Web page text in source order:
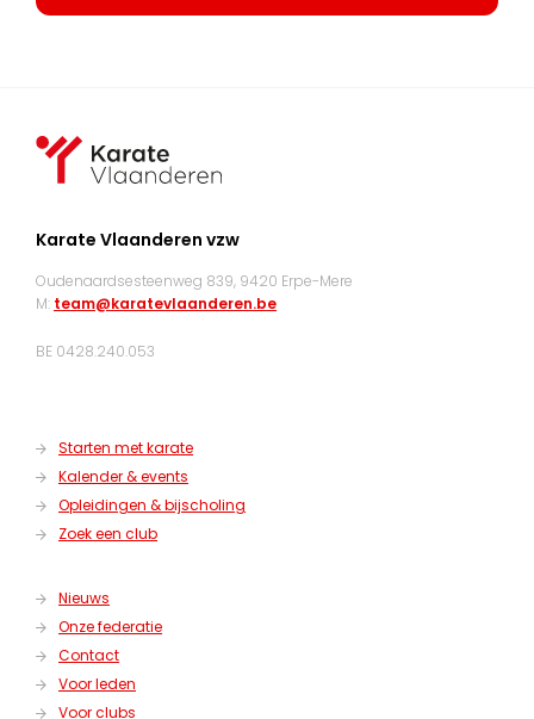
Karate Vlaanderen vzw
Oudenaardsesteenweg 839, 9420 Erpe-Mere
M: team@karatevlaanderen.be
BE 0428.240.053
Starten met karate
Kalender & events
Opleidingen & bijscholing
Zoek een club
Nieuws
Onze federatie
Contact
Voor leden
Voor clubs